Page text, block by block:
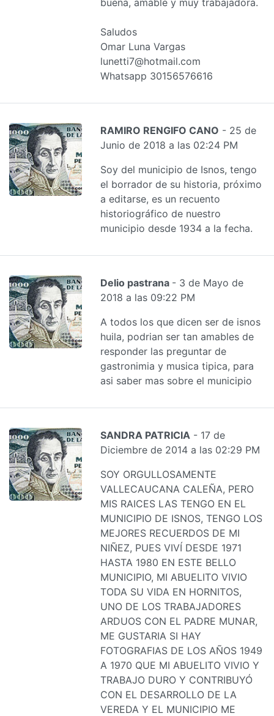
Saludos
Omar Luna Vargas
lunetti7@hotmail.com
Whatsapp 30156576616
RAMIRO RENGIFO CANO - 25 de
Junio de 2018 a las 02:24 PM
Soy del municipio de Isnos, tengo
el borrador de su historia, próximo
a editarse, es un recuento
historiográfico de nuestro
municipio desde 1934 a la fecha.
Delio pastrana - 3 de Mayo de
2018 a las 09:22 PM
A todos los que dicen ser de isnos
huila, podrian ser tan amables de
responder las preguntar de
gastronimia y musica tipica, para
asi saber mas sobre el municipio
SANDRA PATRICIA - 17 de
Diciembre de 2014 a las 02:29 PM
SOY ORGULLOSAMENTE
VALLECAUCANA CALEÑA, PERO
MIS RAICES LAS TENGO EN EL
MUNICIPIO DE ISNOS, TENGO LOS
MEJORES RECUERDOS DE MI
NIÑEZ, PUES VIVÍ DESDE 1971
HASTA 1980 EN ESTE BELLO
MUNICIPIO, MI ABUELITO VIVIO
TODA SU VIDA EN HORNITOS,
UNO DE LOS TRABAJADORES
ARDUOS CON EL PADRE MUNAR,
ME GUSTARIA SI HAY
FOTOGRAFIAS DE LOS AÑOS 1949
A 1970 QUE MI ABUELITO VIVIO Y
TRABAJO DURO Y CONTRIBUYÓ
CON EL DESARROLLO DE LA
VEREDA Y EL MUNICIPIO ME